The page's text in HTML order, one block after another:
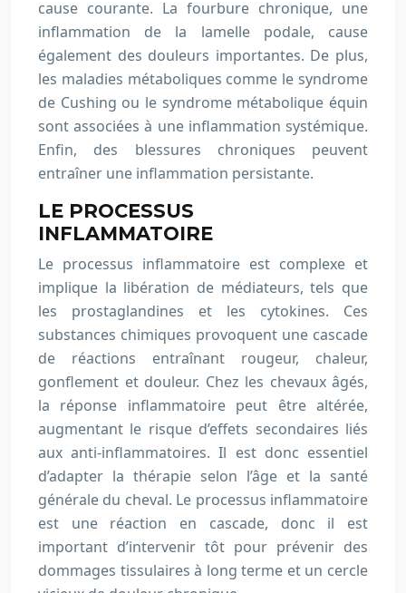
cause courante. La fourbure chronique, une
inflammation de la lamelle podale, cause
également des douleurs importantes. De plus,
les maladies métaboliques comme le syndrome
de Cushing ou le syndrome métabolique équin
sont associées à une inflammation systémique.
Enfin, des blessures chroniques peuvent
entraîner une inflammation persistante.
LE PROCESSUS
INFLAMMATOIRE
Le processus inflammatoire est complexe et
implique la libération de médiateurs, tels que
les prostaglandines et les cytokines. Ces
substances chimiques provoquent une cascade
de réactions entraînant rougeur, chaleur,
gonflement et douleur. Chez les chevaux âgés,
la réponse inflammatoire peut être altérée,
augmentant le risque d’effets secondaires liés
aux anti-inflammatoires. Il est donc essentiel
d’adapter la thérapie selon l’âge et la santé
générale du cheval. Le processus inflammatoire
est une réaction en cascade, donc il est
important d’intervenir tôt pour prévenir des
dommages tissulaires à long terme et un cercle